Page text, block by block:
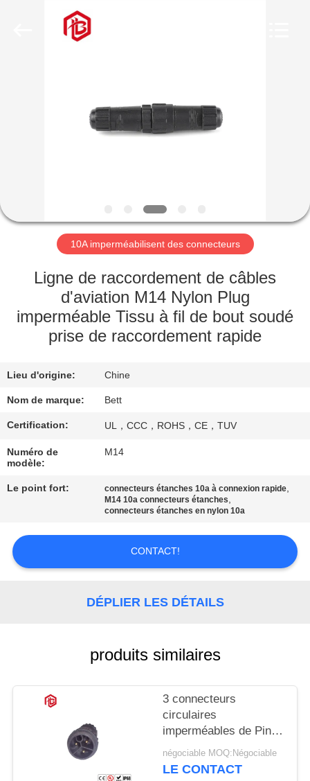
PRODUITS
DE
NOUS
VISITE
D'USINE
CONTRÔLE
QUALITÉ
PLAN
DU
SITE
POLICY
10A imperméabilisent des connecteurs
Ligne de raccordement de câbles
d'aviation M14 Nylon Plug
imperméable Tissu à fil de bout soudé
prise de raccordement rapide
Lieu d'origine: Chine
Nom de marque: Bett
Certification: UL，CCC，ROHS，CE，TUV
Numéro de
modèle:
M14
Le point fort: connecteurs étanches 10a à connexion rapide,
M14 10a connecteurs étanches,
connecteurs étanches en nylon 10a
CONTACT!
DÉPLIER LES DÉTAILS
produits similaires
3 connecteurs
circulaires
imperméables de Pin
M23 IP68 masculins et
femelles
négociable MOQ:Négociable
LE CONTACT